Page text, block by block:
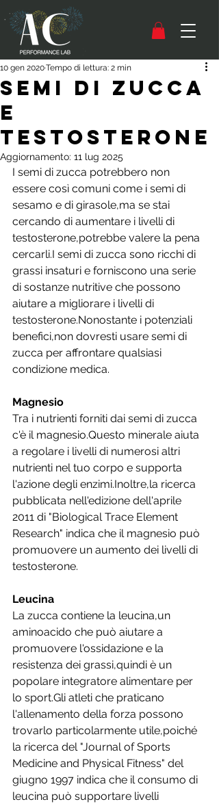
Semi di zucca
e
testosterone
10 gen 2020Tempo di lettura: 2 min
Aggiornamento: 11 lug 2025
I semi di zucca potrebbero non
essere così comuni come i semi di
sesamo e di girasole,ma se stai
cercando di aumentare i livelli di
testosterone,potrebbe valere la pena
cercarli.I semi di zucca sono ricchi di
grassi insaturi e forniscono una serie
di sostanze nutritive che possono
aiutare a migliorare i livelli di
testosterone.Nonostante i potenziali
benefici,non dovresti usare semi di
zucca per affrontare qualsiasi
condizione medica.
Magnesio
Tra i nutrienti forniti dai semi di zucca
c'è il magnesio.Questo minerale aiuta
a regolare i livelli di numerosi altri
nutrienti nel tuo corpo e supporta
l'azione degli enzimi.Inoltre,la ricerca
pubblicata nell'edizione dell'aprile
2011 di "Biological Trace Element
Research" indica che il magnesio può
promuovere un aumento dei livelli di
testosterone.
Leucina
La zucca contiene la leucina,un
aminoacido che può aiutare a
promuovere l'ossidazione e la
resistenza dei grassi,quindi è un
popolare integratore alimentare per
lo sport.Gli atleti che praticano
l'allenamento della forza possono
trovarlo particolarmente utile,poiché
la ricerca del "Journal of Sports
Medicine and Physical Fitness" del
giugno 1997 indica che il consumo di
leucina può supportare livelli